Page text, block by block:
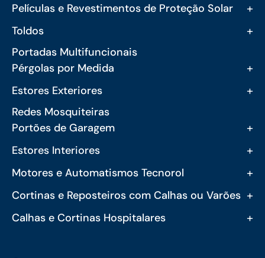
Películas e Revestimentos de Proteção Solar +
Toldos +
Portadas Multifuncionais
Pérgolas por Medida
+
Estores Exteriores +
Redes Mosquiteiras
Portões de Garagem
+
Estores Interiores +
Motores e Automatismos Tecnorol +
Cortinas e Reposteiros com Calhas ou Varões +
Calhas e Cortinas Hospitalares +